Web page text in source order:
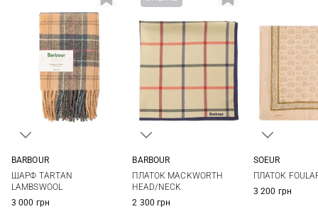
BARBOUR
ШАРФ TARTAN
LAMBSWOOL
3 000 грн
BARBOUR
ПЛАТОК MACKWORTH
HEAD/NECK
2 300 грн
SOEUR
ПЛАТОК
3 200 грн